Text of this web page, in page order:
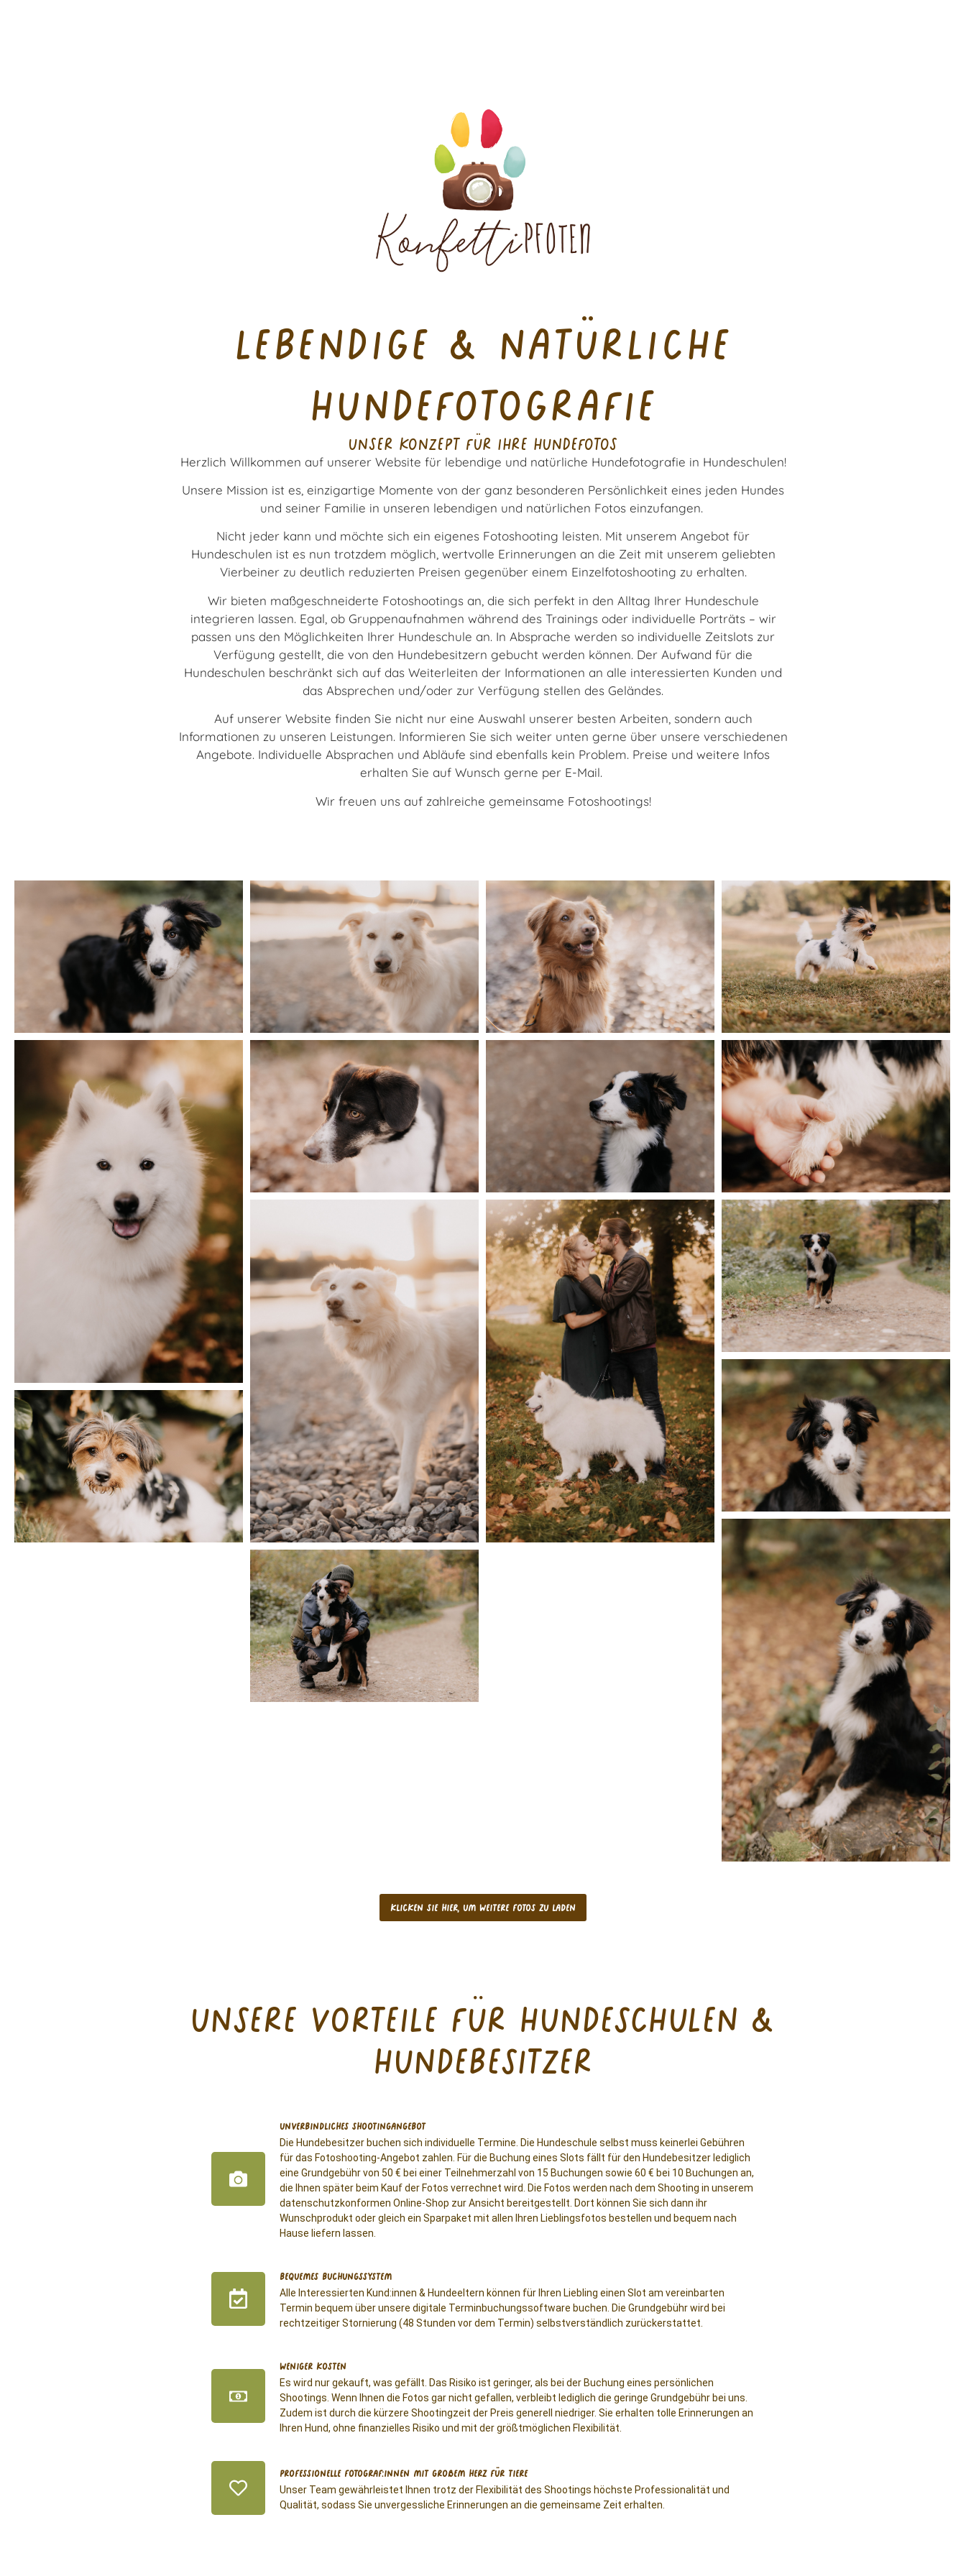
lebendige & natürliche
hundefotografie
unser Konzept für ihre hundefotos
Herzlich Willkommen auf unserer Website für lebendige und natürliche Hundefotografie in Hundeschulen!
Unsere Mission ist es, einzigartige Momente von der ganz besonderen Persönlichkeit eines jeden Hundes
und seiner Familie in unseren lebendigen und natürlichen Fotos einzufangen.
Nicht jeder kann und möchte sich ein eigenes Fotoshooting leisten. Mit unserem Angebot für
Hundeschulen ist es nun trotzdem möglich, wertvolle Erinnerungen an die Zeit mit unserem geliebten
Vierbeiner zu deutlich reduzierten Preisen gegenüber einem Einzelfotoshooting zu erhalten.
Wir bieten maßgeschneiderte Fotoshootings an, die sich perfekt in den Alltag Ihrer Hundeschule
integrieren lassen. Egal, ob Gruppenaufnahmen während des Trainings oder individuelle Porträts – wir
passen uns den Möglichkeiten Ihrer Hundeschule an. In Absprache werden so individuelle Zeitslots zur
Verfügung gestellt, die von den Hundebesitzern gebucht werden können. Der Aufwand für die
Hundeschulen beschränkt sich auf das Weiterleiten der Informationen an alle interessierten Kunden und
das Absprechen und/oder zur Verfügung stellen des Geländes.
Auf unserer Website finden Sie nicht nur eine Auswahl unserer besten Arbeiten, sondern auch
Informationen zu unseren Leistungen. Informieren Sie sich weiter unten gerne über unsere verschiedenen
Angebote. Individuelle Absprachen und Abläufe sind ebenfalls kein Problem. Preise und weitere Infos
erhalten Sie auf Wunsch gerne per E-Mail.
Wir freuen uns auf zahlreiche gemeinsame Fotoshootings!
Klicken Sie hier, um weitere Fotos zu laden
unsere vorteile für hundeschulen &
hundebesitzer
Unverbindliches Shootingangebot
Die Hundebesitzer buchen sich individuelle Termine. Die Hundeschule selbst muss keinerlei Gebühren
für das Fotoshooting-Angebot zahlen. Für die Buchung eines Slots fällt für den Hundebesitzer lediglich
eine Grundgebühr von 50 € bei einer Teilnehmerzahl von 15 Buchungen sowie 60 € bei 10 Buchungen an,
die Ihnen später beim Kauf der Fotos verrechnet wird. Die Fotos werden nach dem Shooting in unserem
datenschutzkonformen Online-Shop zur Ansicht bereitgestellt. Dort können Sie sich dann ihr
Wunschprodukt oder gleich ein Sparpaket mit allen Ihren Lieblingsfotos bestellen und bequem nach
Hause liefern lassen.
Bequemes Buchungssystem
Alle Interessierten Kund:innen & Hundeeltern können für Ihren Liebling einen Slot am vereinbarten
Termin bequem über unsere digitale Terminbuchungssoftware buchen. Die Grundgebühr wird bei
rechtzeitiger Stornierung (48 Stunden vor dem Termin) selbstverständlich zurückerstattet.
Weniger Kosten
Es wird nur gekauft, was gefällt. Das Risiko ist geringer, als bei der Buchung eines persönlichen
Shootings. Wenn Ihnen die Fotos gar nicht gefallen, verbleibt lediglich die geringe Grundgebühr bei uns.
Zudem ist durch die kürzere Shootingzeit der Preis generell niedriger. Sie erhalten tolle Erinnerungen an
Ihren Hund, ohne finanzielles Risiko und mit der größtmöglichen Flexibilität.
Professionelle Fotograf:innen mit großem Herz für Tiere
Unser Team gewährleistet Ihnen trotz der Flexibilität des Shootings höchste Professionalität und
Qualität, sodass Sie unvergessliche Erinnerungen an die gemeinsame Zeit erhalten.